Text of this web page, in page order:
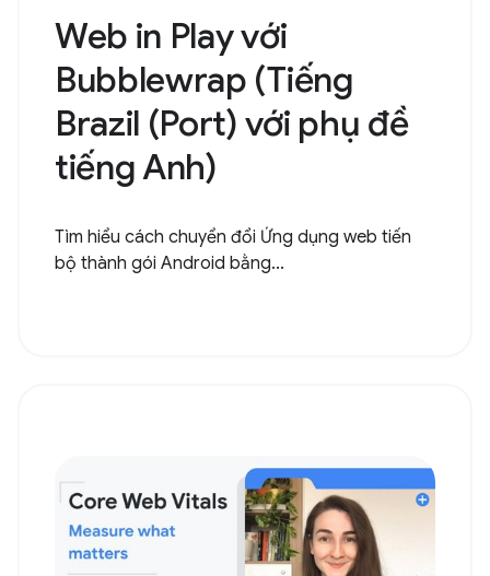
Web in Play với
Bubblewrap (Tiếng
Brazil (Port) với phụ đề
tiếng Anh)
Tìm hiểu cách chuyển đổi Ứng dụng web tiến
bộ thành gói Android bằng...